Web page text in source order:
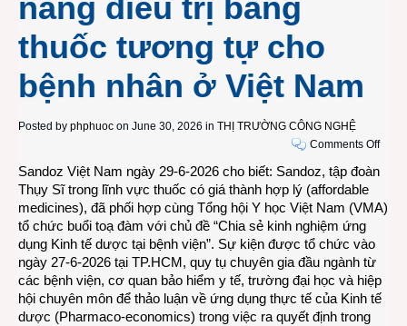
năng điều trị bằng
thuốc tương tự cho
bệnh nhân ở Việt Nam
Posted by phphuoc on June 30, 2026 in THỊ TRƯỜNG CÔNG NGHỆ
Comments Offon
và
thảo
luận
Sandoz Việt Nam ngày 29-6-2026 cho biết: Sandoz, tập đoàn
Thụy Sĩ trong lĩnh vực thuốc có giá thành hợp lý (affordable
medicines), đã phối hợp cùng Tổng hội Y học Việt Nam (VMA)
tổ chức buổi toạ đàm với chủ đề “Chia sẻ kinh nghiệm ứng
dụng Kinh tế dược tại bệnh viện”. Sự kiện được tổ chức vào
ngày 27-6-2026 tại TP.HCM, quy tụ chuyên gia đầu ngành từ
các bệnh viện, cơ quan bảo hiểm y tế, trường đại học và hiệp
hội chuyên môn để thảo luận về ứng dụng thực tế của Kinh tế
dược (Pharmaco-economics) trong việc ra quyết định trong